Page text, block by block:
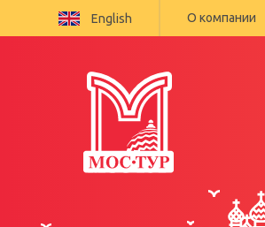
English О компании